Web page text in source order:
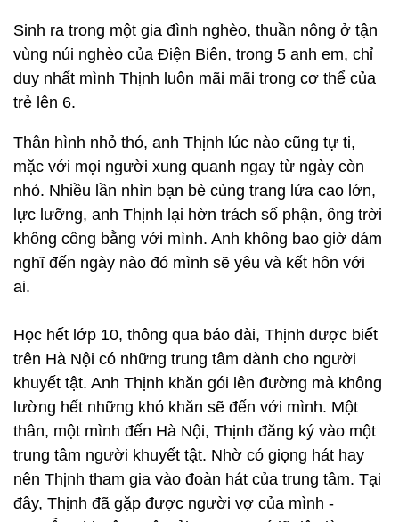
Sinh ra trong một gia đình nghèo, thuần nông ở tận
vùng núi nghèo của Điện Biên, trong 5 anh em, chỉ
duy nhất mình Thịnh luôn mãi mãi trong cơ thể của
trẻ lên 6.
Thân hình nhỏ thó, anh Thịnh lúc nào cũng tự ti,
mặc với mọi người xung quanh ngay từ ngày còn
nhỏ. Nhiều lần nhìn bạn bè cùng trang lứa cao lớn,
lực lưỡng, anh Thịnh lại hờn trách số phận, ông trời
không công bằng với mình. Anh không bao giờ dám
nghĩ đến ngày nào đó mình sẽ yêu và kết hôn với
ai.
Học hết lớp 10, thông qua báo đài, Thịnh được biết
trên Hà Nội có những trung tâm dành cho người
khuyết tật. Anh Thịnh khăn gói lên đường mà không
lường hết những khó khăn sẽ đến với mình. Một
thân, một mình đến Hà Nội, Thịnh đăng ký vào một
trung tâm người khuyết tật. Nhờ có giọng hát hay
nên Thịnh tham gia vào đoàn hát của trung tâm. Tại
đây, Thịnh đã gặp được người vợ của mình -